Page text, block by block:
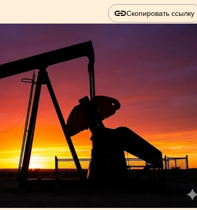
Скопировать ссылку